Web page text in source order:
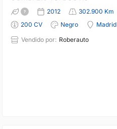
2012 302.900 Km
200 CV
Negro
Madrid
Vendido por: Roberauto